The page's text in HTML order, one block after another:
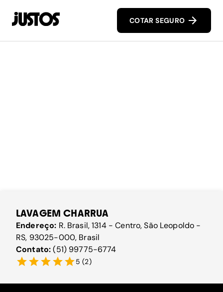
COTAR SEGURO
LAVAGEM CHARRUA
Endereço: R. Brasil, 1314 - Centro, São Leopoldo -
RS, 93025-000, Brasil
Contato:(51) 99775-6774
5 (2)